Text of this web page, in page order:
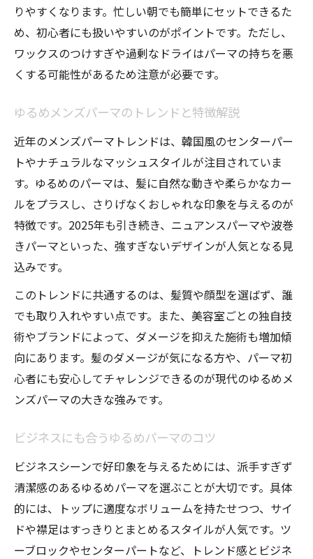
りやすくなります。忙しい朝でも簡単にセットできるた
め、初心者にも扱いやすいのがポイントです。ただし、
ワックスのつけすぎや過剰なドライはパーマの持ちを悪
くする可能性があるため注意が必要です。
ゆるめメンズパーマのトレンドと特徴解説
近年のメンズパーマトレンドは、韓国風のセンターパー
トやナチュラルなマッシュスタイルが注目されていま
す。ゆるめのパーマは、髪に自然な動きや柔らかなカー
ルをプラスし、さりげなくおしゃれな印象を与えるのが
特徴です。2025年も引き続き、ニュアンスパーマや波巻
きパーマといった、強すぎないデザインが人気となる見
込みです。
このトレンドに共通するのは、髪質や顔型を選ばず、誰
でも取り入れやすい点です。また、美容室ごとの独自技
術やブランドによって、ダメージを抑えた施術も増加傾
向にあります。髪のダメージが気になる方や、パーマ初
心者にも安心してチャレンジできるのが現代のゆるめメ
ンズパーマの大きな強みです。
ビジネスにも合うゆるめパーマのコツ
ビジネスシーンで好印象を与えるためには、派手すぎず
清潔感のあるゆるめパーマを選ぶことが大切です。具体
的には、トップに適度なボリュームを持たせつつ、サイ
ドや襟足はすっきりとまとめるスタイルが人気です。ツ
ーブロックやセンターパートなど、トレンド感とビジネ